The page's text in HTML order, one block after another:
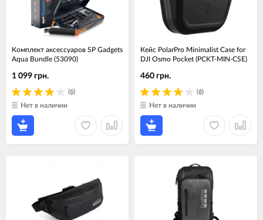
Комплект аксессуаров SP Gadgets
Aqua Bundle (53090)
(6)
1 099 грн.
Нет в наличии
Кейс PolarPro Minimalist Case for
DJI Osmo Pocket (PCKT-MIN-CSE)
(6)
460 грн.
Нет в наличии